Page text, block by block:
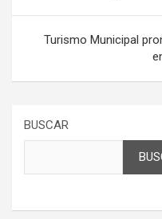
entradas
Turismo Municipal
BUSCAR